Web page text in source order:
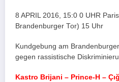
8 APRIL 2016, 15:0 0 UHR
Brandenburger Tor) 15 Uhr
Kundgebung am
gegen rassistische
Kastro Brijani – Prince-H –